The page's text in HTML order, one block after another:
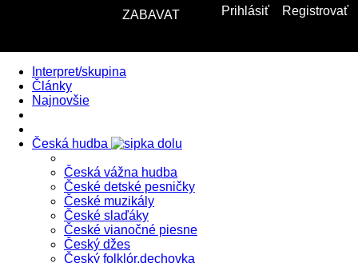
Prihlásiť Registrovať
ZABAVAT
Interpret/skupina
Články
Najnovšie
Česká hudba
Česká vážna hudba
České detské pesničky
České muzikály
České slaďáky
České vianočné piesne
Český džes
Český folklór,dechovka